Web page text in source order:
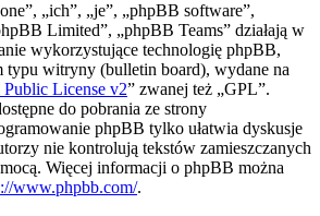
„ich”, „je”, „phpBB software”,
Limited”, „phpBB Teams” działają w
wykorzystujące technologię phpBB,
typu witryny (bulletin board), wydane na
License v2” zwanej też „GPL”.
do pobrania ze strony
phpBB tylko ułatwia dyskusje
nie kontrolują tekstów zamieszczanych
Więcej informacji o phpBB można
www.phpbb.com/.